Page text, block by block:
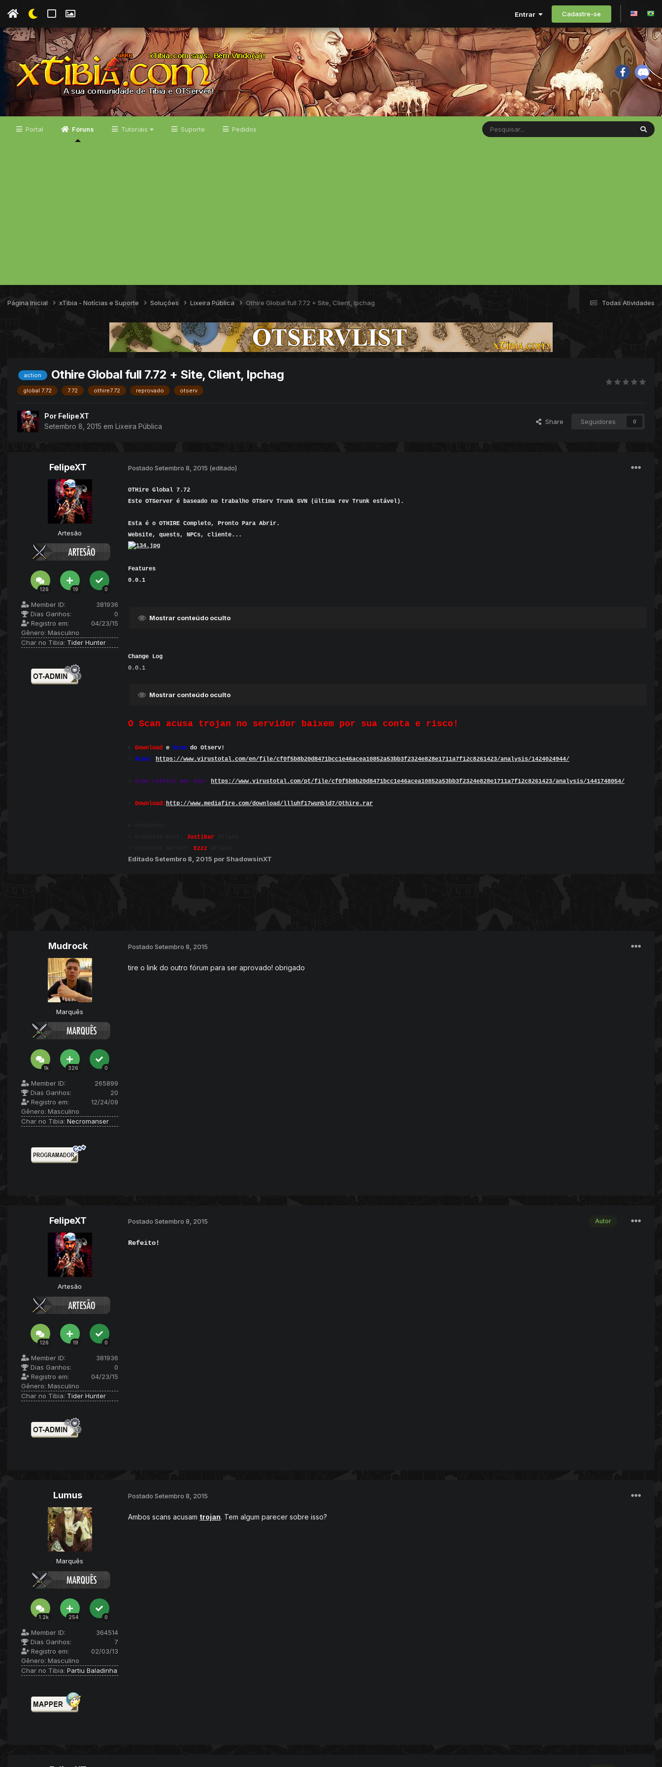
Entrar Cadastre-se
Portal Fóruns Tutoriais Suporte Pedidos
Todas Atividades
Página Inicial xTibia - Notícias e Suporte Soluções Lixeira Pública Othire Global full 7.72 + Site, Client, Ipchag
action Othire Global full 7.72 + Site, Client, Ipchag
global 7.72 7.72 othire7.72 reprovado otserv
Por FelipeXT
Setembro 8, 2015 em Lixeira Pública
Share Seguidores 0
FelipeXT
Artesão
126 19 0
Member ID:
381936
Dias Ganhos:
0
Registro em:
04/23/15
Gênero: Masculino
Char no Tibia: Tider Hunter
Postado Setembro 8, 2015 (editado)
OTHire Global 7.72
Este OTServer é baseado no trabalho OTServ Trunk SVN (última rev Trunk estável).
Esta é o OTHIRE Completo, Pronto Para Abrir.
Website, quests, NPCs, cliente...
Features
0.0.1
Mostrar conteúdo oculto
Change Log
0.0.1
Mostrar conteúdo oculto
O Scan acusa trojan no servidor baixem por sua conta e risco!
Download e Scan do Otserv!
Scan: https://www.virustotal.com/en/file/cf0f5b8b20d8471bcc1e46acea10852a53bb3f2324e828e1711a7f12c8261423/analysis/1424024944/
Scan refeito por min: https://www.virustotal.com/pt/file/cf0f5b8b20d8471bcc1e46acea10852a53bb3f2324e828e1711a7f12c8261423/analysis/1441748054/
Download:http://www.mediafire.com/download/llluhf17wunbld7/Othire.rar
Justikar
Ezzz
Editado Setembro 8, 2015 por ShadowsinXT
Mudrock
Marquês
1k 326 0
Member ID:
265899
Dias Ganhos:
20
Registro em:
12/24/09
Gênero: Masculino
Char no Tibia: Necromanser
Postado Setembro 8, 2015
tire o link do outro fórum para ser aprovado! obrigado
FelipeXT
Artesão
126 19 0
Member ID:
381936
Dias Ganhos:
0
Registro em:
04/23/15
Gênero: Masculino
Char no Tibia: Tider Hunter
Autor
Postado Setembro 8, 2015
Refeito!
Lumus
Marquês
1.2k 254 0
Member ID:
364514
Dias Ganhos:
7
Registro em:
02/03/13
Gênero: Masculino
Char no Tibia: Partiu Baladinha
Postado Setembro 8, 2015
Ambos scans acusam trojan. Tem algum parecer sobre isso?